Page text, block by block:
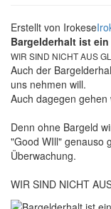
Erstellt von Irokese
Bargelderhalt ist
​​​​​​​WIR SIND NICHT AUS
Auch der
uns nehmen will.
Auch dagegen
Denn ohne Bargeld
"Good WIll" genauso
Überwachung.
WIR SIND NICHT